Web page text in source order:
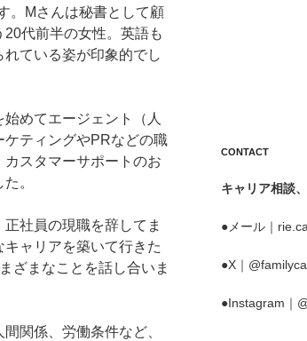
。Mさんは秘書として顧
代前半の女性。英語も
ている姿が印象的でし
めてエージェント（人
ティングやPRなどの職
スタマーサポートのお
。
社員の現職を辞してま
ャリアを築いて行きた
ざまなことを話し合いま
関係、労働条件など、
CONTACT
キャリア相談
●メール｜
●X｜
●Instagram｜